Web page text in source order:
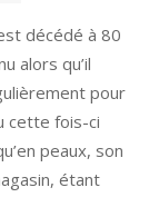
décédé à 80
alors qu’il
pour
cette fois-ci
peaux, son
étant